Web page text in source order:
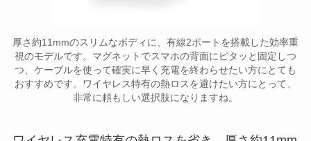
厚さ約11mmのスリムなボディに、有線2ポートを搭載した効率重
視のモデルです。マグネットでスマホの背面にピタッと固定しつ
つ、ケーブルを使って確実に早く充電を終わらせたい方にとても
おすすめです。ワイヤレス特有の熱ロスを避けたい方にとって、
非常に頼もしい選択肢になりますね。